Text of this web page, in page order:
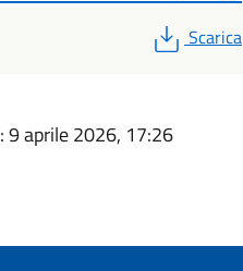
PDF
Scarica
: 9 aprile 2026, 17:26